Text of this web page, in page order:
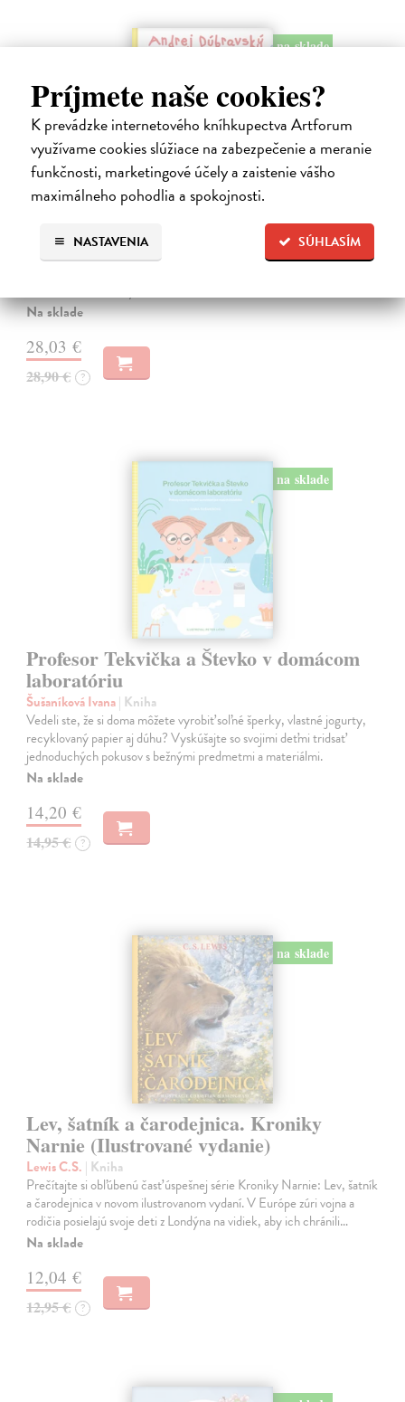
Príjmete naše cookies?
K prevádzke internetového kníhkupectva Artforum
využívame cookies slúžiace na zabezpečenie a meranie
funkčnosti, marketingové účely a zaistenie vášho
maximálneho pohodlia a spokojnosti.
SÚHLASÍM
NASTAVENIA
na sklade
Alica a hmyz
Dúbravský Andrej| Kniha
Na sklade
28,03 €
28,90 € ?
na sklade
Profesor Tekvička a Števko v domácom
laboratóriu
Šušaníková Ivana| Kniha
Vedeli ste, že si doma môžete vyrobiť soľné šperky, vlastné jogurty,
recyklovaný papier aj dúhu? Vyskúšajte so svojimi deťmi tridsať
jednoduchých pokusov s bežnými predmetmi a materiálmi.
Na sklade
14,20 €
14,95 € ?
na sklade
Lev, šatník a čarodejnica. Kroniky
Narnie (Ilustrované vydanie)
Lewis C.S. | Kniha
Prečítajte si obľúbenú časť úspešnej série Kroniky Narnie: Lev, šatník
a čarodejnica v novom ilustrovanom vydaní. V Európe zúri vojna a
rodičia posielajú svoje deti z Londýna na vidiek, aby ich chránili…
Na sklade
12,04 €
12,95 € ?